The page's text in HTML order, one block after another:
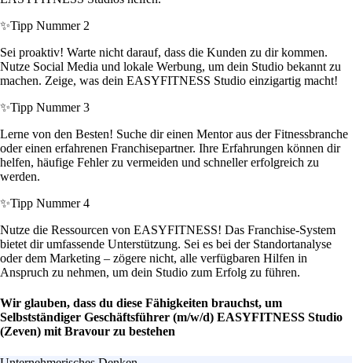
✨Tipp Nummer 2
Sei proaktiv! Warte nicht darauf, dass die Kunden zu dir kommen.
Nutze Social Media und lokale Werbung, um dein Studio bekannt zu
machen. Zeige, was dein EASYFITNESS Studio einzigartig macht!
✨Tipp Nummer 3
Lerne von den Besten! Suche dir einen Mentor aus der Fitnessbranche
oder einen erfahrenen Franchisepartner. Ihre Erfahrungen können dir
helfen, häufige Fehler zu vermeiden und schneller erfolgreich zu
werden.
✨Tipp Nummer 4
Nutze die Ressourcen von EASYFITNESS! Das Franchise-System
bietet dir umfassende Unterstützung. Sei es bei der Standortanalyse
oder dem Marketing – zögere nicht, alle verfügbaren Hilfen in
Anspruch zu nehmen, um dein Studio zum Erfolg zu führen.
Wir glauben, dass du diese Fähigkeiten brauchst, um
Selbstständiger Geschäftsführer (m/w/d) EASYFITNESS Studio
(Zeven) mit Bravour zu bestehen